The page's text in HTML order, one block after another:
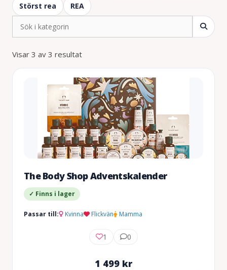
Störst rea REA
Visar 3 av 3 resultat
The Body Shop Adventskalender
✓ Finns i lager
Passar till: Kvinna Flickvän Mamma
1 0
1 499 kr